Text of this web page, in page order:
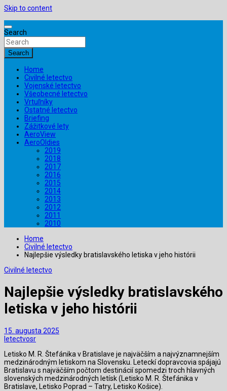
Skip to content
Search
Search
Home
Civilné letectvo
Vojenské letectvo
Všeobecné letectvo
Vrtuľníky
Ostatné letectvo
Briefing
Zážitkové lety
AeroView
AeroOldies
2019
2018
2017
2016
2015
2014
2013
2012
2011
2010
Home
Civilné letectvo
Najlepšie výsledky bratislavského letiska v jeho histórii
Civilné letectvo
Najlepšie výsledky bratislavského
letiska v jeho histórii
15. augusta 2025
letectvosr
Letisko M. R. Štefánika v Bratislave je najväčším a najvýznamnejším
medzinárodným letiskom na Slovensku. Leteckí dopravcovia spájajú
Bratislavu s najväčším počtom destinácií spomedzi troch hlavných
slovenských medzinárodných letísk (Letisko M. R. Štefánika v
Bratislave, Letisko Poprad – Tatry, Letisko Košice).